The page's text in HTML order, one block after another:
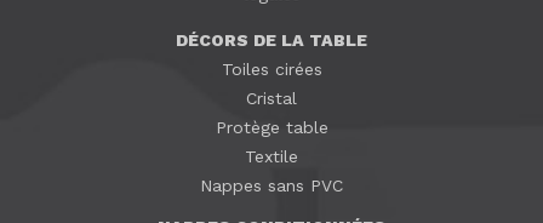
DÉCORS DE LA TABLE
Toiles cirées
Cristal
Protège table
Textile
Nappes sans PVC